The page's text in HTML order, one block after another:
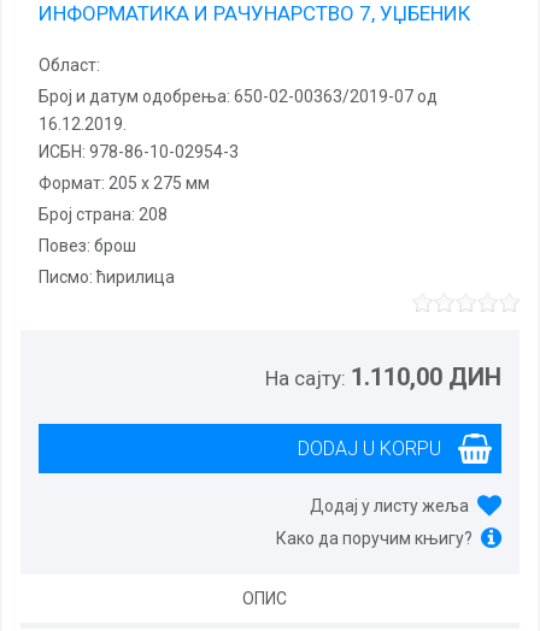
ИНФОРМАТИКА И РАЧУНАРСТВО 7, УЏБЕНИК
Област:
Број и датум одобрења: 650-02-00363/2019-07 од
16.12.2019.
ИСБН: 978-86-10-02954-3
Формат: 205 x 275 мм
Број страна: 208
повез: брош
Писмо: ћирилица
На сајту: 1.110,00 ДИН
Додај у листу жеља
Како да поручим књигу?
ОПИС